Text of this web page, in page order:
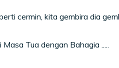
cermin, kita gembira dia
Tua dengan Bahagia .....